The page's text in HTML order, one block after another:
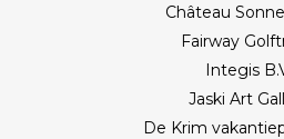
Château
Fairway
Integis
Jaski Art
De Krim